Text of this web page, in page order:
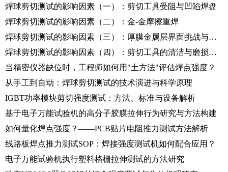
焊球剪切测试的影响因素（一）：剪切工具受阻与凹陷焊盘
焊球剪切测试的影响因素（二）：金-金摩擦重焊
焊球剪切测试的影响因素（三）：厚膜金属层界面挑战与复合键合测试
焊球剪切测试的影响因素（四）：剪切工具的清洁与磨损管理
当精密仪器缺位时，工程师如何用"土方法"评估焊点强度？
从手工到自动：焊球剪切测试的技术演进与科学原理
IGBT功率模块剪切强度测试：方法、标准与设备解析
基于电子万能试验机的高分子胶膜拉伸行为研究与方法构建
如何量化焊点强度？——PCB贴片电阻推力测试方法解析
线路板焊点推力测试SOP：焊接强度测试机如何配合应用？
电子万能试验机执行塑料格栅拉伸测试的方法研究